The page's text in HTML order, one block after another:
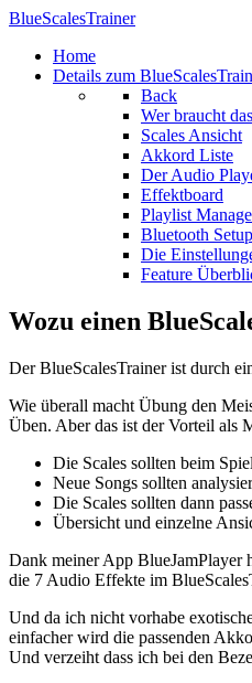
BlueScalesTrainer
Home
Details zum
Back
Wer braucht
Scales Ansicht
Akkord Liste
Der Audio
Effektboard
Playlist
Bluetooth Setup
Die
Feature
Wozu einen
Der BlueScalesTrainer ist durch
Wie überall macht Übung den
Üben. Aber das ist der Vorteil als
Die Scales sollten beim
Neue Songs sollten
Die Scales sollten dann
Übersicht und einzelne
Dank meiner App BlueJamPlayer
die 7 Audio Effekte im
Und da ich nicht vorhabe
einfacher wird die passenden
Und verzeiht dass ich bei den